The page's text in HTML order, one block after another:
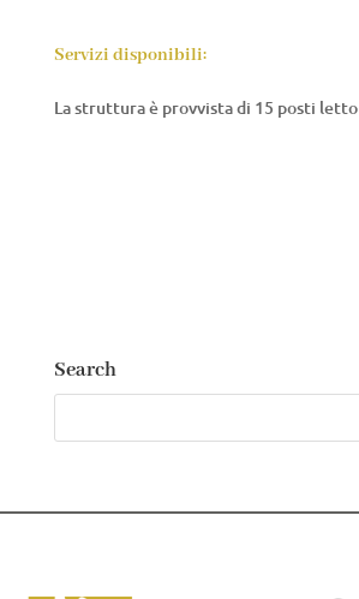
Servizi disponibili:
La struttura è provvista di 15 posti letto
Search